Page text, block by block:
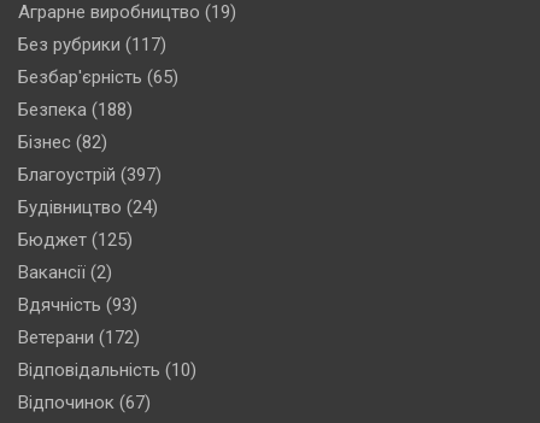
Аграрне виробництво (19)
Без рубрики (117)
Безбар'єрність (65)
Безпека (188)
Бізнес (82)
Благоустрій (397)
Будівництво (24)
Бюджет (125)
Вакансії (2)
Вдячність (93)
Ветерани (172)
Відповідальність (10)
Відпочинок (67)